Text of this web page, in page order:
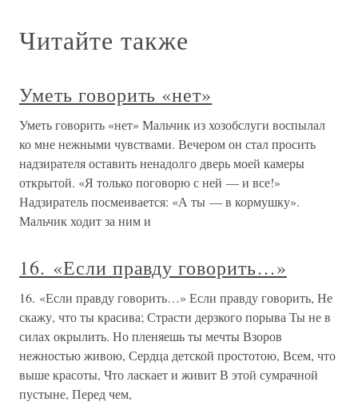
Читайте также
Уметь говорить «нет»
Уметь говорить «нет» Мальчик из хозобслуги воспылал
ко мне нежными чувствами. Вечером он стал просить
надзирателя оставить ненадолго дверь моей камеры
открытой. «Я только поговорю с ней — и все!»
Надзиратель посмеивается: «А ты — в кормушку».
Мальчик ходит за ним и
16. «Если правду говорить…»
16. «Если правду говорить…» Если правду говорить, Не
скажу, что ты красива; Страсти дерзкого порыва Ты не в
силах окрылить. Но пленяешь ты мечты Взоров
нежностью живою, Сердца детской простотою, Всем, что
выше красоты, Что ласкает и живит В этой сумрачной
пустыне, Перед чем,